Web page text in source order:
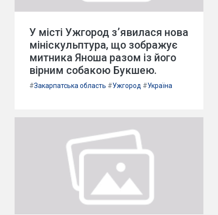
У місті Ужгород з’явилася нова
мініскульптура, що зображує
митника Яноша разом із його
вірним собакою Букшею.
#Закарпатська область #Ужгород #Україна